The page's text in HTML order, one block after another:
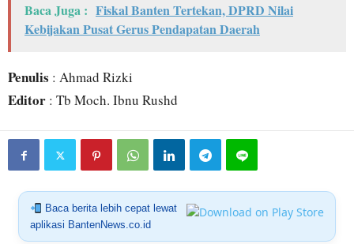
Baca Juga : Fiskal Banten Tertekan, DPRD Nilai
Kebijakan Pusat Gerus Pendapatan Daerah
Penulis : Ahmad Rizki
Editor : Tb Moch. Ibnu Rushd
Baca berita lebih cepat lewat
aplikasi BantenNews.co.id